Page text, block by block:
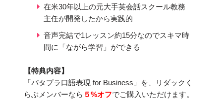
在米30年以上の元大手英会話スクール教務
主任が開発したから実践的
音声完結で1レッスン約15分なのでスキマ時
間に「ながら学習」ができる
【特典内容】
「パタプラ口語表現 for Business」を、リダックく
らぶメンバーなら ５%オフでご購入いただけます。